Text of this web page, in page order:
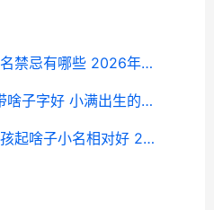
2026猪年出生的宝宝取名禁忌有哪些 2026年猪年出生的宝宝是什么命
小满出生的男宝宝取名带啥子字好 小满出生的宝宝好吗?
2026猪年劳动节出生女孩起啥子小名相对好 2026年的五一劳动节